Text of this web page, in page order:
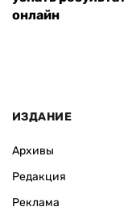
онлайн
ИЗДАНИЕ
Архивы
Редакция
Реклама